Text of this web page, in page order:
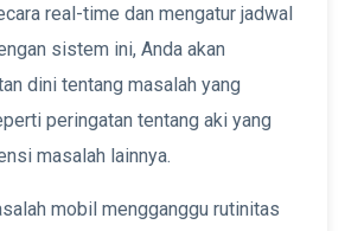
real-time dan mengatur jadwal
sistem ini, Anda akan
dini tentang masalah yang
peringatan tentang aki yang
masalah lainnya.
mobil mengganggu rutinitas